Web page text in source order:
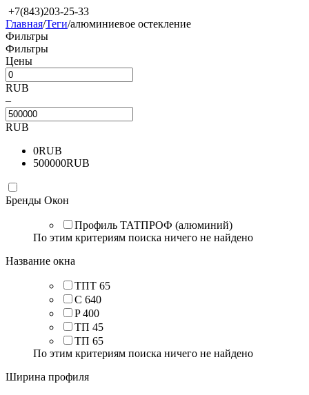
+7(843)203-25-33
Главная/Теги/алюминиевое остекление
Фильтры
Фильтры
Цены
RUB
–
RUB
0RUB
500000RUB
Бренды Окон
Профиль ТАТПРОФ (алюминий)
По этим критериям поиска ничего не найдено
Название окна
ТПТ 65
C 640
P 400
ТП 45
ТП 65
По этим критериям поиска ничего не найдено
Ширина профиля